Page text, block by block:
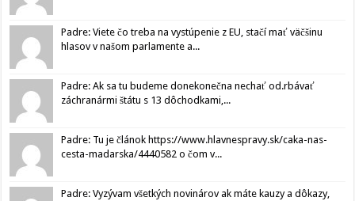
Padre: Viete čo treba na vystúpenie z EU, stačí mať väčšinu
hlasov v našom parlamente a...
Padre: Ak sa tu budeme donekonečna nechať od.rbávať
záchranármi štátu s 13 dôchodkami,...
Padre: Tu je článok https://www.hlavnespravy.sk/caka-nas-
cesta-madarska/4440582 o čom v...
Padre: Vyzývam všetkých novinárov ak máte kauzy a dôkazy,